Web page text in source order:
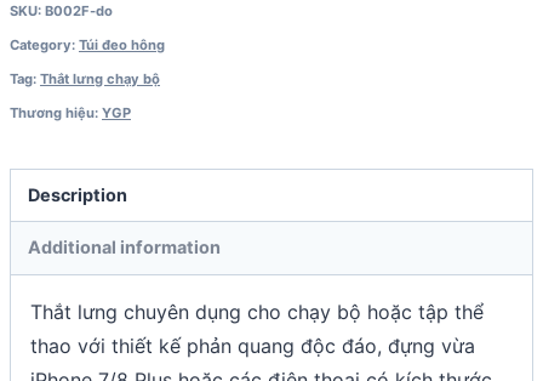
SKU: B002F-do
Category: Túi đeo hông
Tag: Thắt lưng chạy bộ
Thương hiệu: YGP
Description
Additional information
Thắt lưng chuyên dụng cho chạy bộ hoặc tập thể
thao với thiết kế phản quang độc đáo, đựng vừa